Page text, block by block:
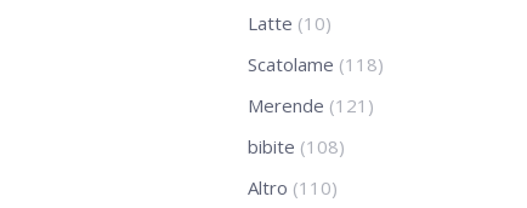
Latte (10)
Scatolame (118)
Merende (121)
bibite (108)
Altro (110)